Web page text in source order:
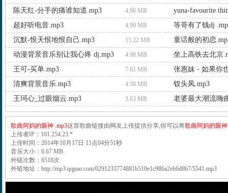
陈天红-分手的痛谁知道.mp3
4.96 MB
yuna-favourite
超好听电音.mp3
4.99 MB
等哥有了钱dj
沉默-恨天恨地恨自己.mp3
15.22 MB
童话般的初恋
动漫背景音乐别让我心疼 dj.mp3
4.98 MB
坐上高铁去北京
王可-买单.mp3
7.61 MB
张惠妹 - 如果你
清爽背景音乐.mp3
4.58 MB
钗头凤.mp3
王珂心_过眼烟云.mp3
3.63 MB 老婆最大潮流嗨
歌曲阿妈的眼神 .mp3这首歌曲链接由网友上传提供分享,你可以将歌曲阿妈的眼神
上传者IP：101.254.23.*
上传时间：2014年10月17日 11点04分51秒
音乐大小：6.67 MB
外链次数：6518次
外链地址：http://mp3.qqpao.com/0291233774881b510e1c986a2eb6d8b7/5541.mp3